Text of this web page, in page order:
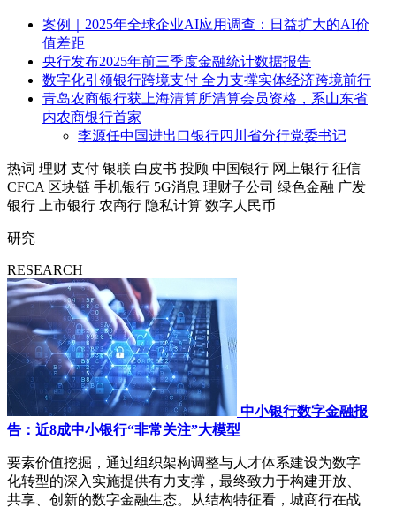
案例｜2025年全球企业AI应用调查：日益扩大的AI价
值差距
央行发布2025年前三季度金融统计数据报告
数字化引领银行跨境支付 全力支撑实体经济跨境前行
青岛农商银行获上海清算所清算会员资格，系山东省
内农商银行首家
李源任中国进出口银行四川省分行党委书记
热词 理财 支付 银联 白皮书 投顾 中国银行 网上银行 征信
CFCA 区块链 手机银行 5G消息 理财子公司 绿色金融 广发
银行
上市银行 农商行 隐私计算 数字人民币
研究
RESEARCH
中小银行数字金融报
告：近8成中小银行“非常关注”大模型
要素价值挖掘，通过组织架构调整与人才体系建设为数字
化转型的深入实施提供有力支撑，最终致力于构建开放、
共享、创新的数字金融生态。从结构特征看，城商行在战